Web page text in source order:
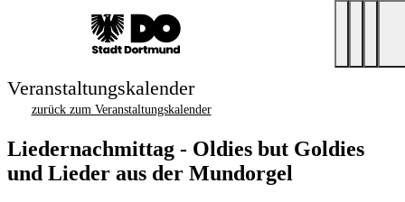
Veranstaltungskalender
zurück zum Veranstaltungskalender
Liedernachmittag - Oldies but Goldies
und Lieder aus der Mundorgel